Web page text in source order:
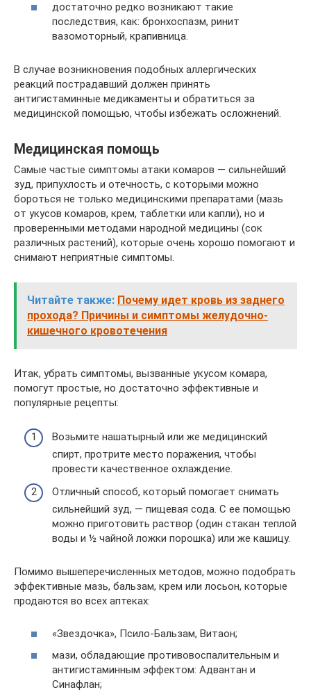
достаточно редко возникают такие
последствия, как: бронхоспазм, ринит
вазомоторный, крапивница.
В случае возникновения подобных аллергических
реакций пострадавший должен принять
антигистаминные медикаменты и обратиться за
медицинской помощью, чтобы избежать осложнений.
Медицинская помощь
Самые частые симптомы атаки комаров — сильнейший
зуд, припухлость и отечность, с которыми можно
бороться не только медицинскими препаратами (мазь
от укусов комаров, крем, таблетки или капли), но и
проверенными методами народной медицины (сок
различных растений), которые очень хорошо помогают и
снимают неприятные симптомы.
Читайте также: Почему идет кровь из заднего
прохода? Причины и симптомы желудочно-
кишечного кровотечения
Итак, убрать симптомы, вызванные укусом комара,
помогут простые, но достаточно эффективные и
популярные рецепты:
Возьмите нашатырный или же медицинский
спирт, протрите место поражения, чтобы
провести качественное охлаждение.
Отличный способ, который помогает снимать
сильнейший зуд, — пищевая сода. С ее помощью
можно приготовить раствор (один стакан теплой
воды и ½ чайной ложки порошка) или же кашицу.
Помимо вышеперечисленных методов, можно подобрать
эффективные мазь, бальзам, крем или лосьон, которые
продаются во всех аптеках:
«Звездочка», Псило-Бальзам, Витаон;
мази, обладающие противовоспалительным и
антигистаминным эффектом: Адвантан и
Синафлан;